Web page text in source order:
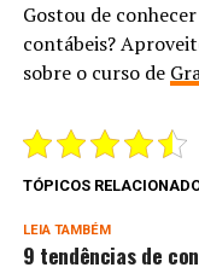
Gostou de
contábeis?
sobre o curso de
TÓPICOS
LEIA TAMBÉM
9 tendências de